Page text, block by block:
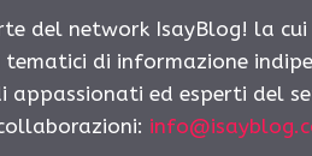
del network IsayBlog! la cui
di informazione
ed esperti del